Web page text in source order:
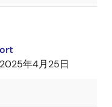
2025年4月25日